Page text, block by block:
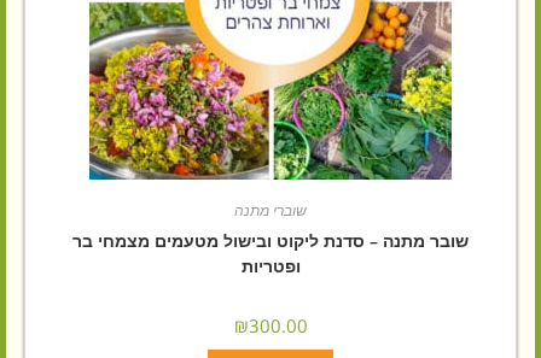
שוברי מתנה
שובר מתנה – סדנת ליקוט ובישול מטעמים מצמחי בר
ופטריות
₪300.00